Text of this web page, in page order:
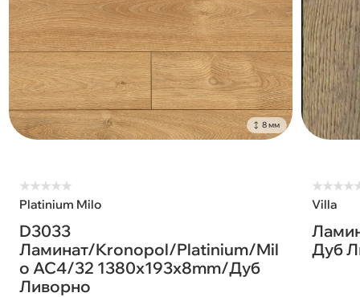
8 мм
★★★★★
Platinium Milo
D3033
Ламинат/Kronopol/Platinium/Mil
o AC4/32 1380х193х8mm/Дуб
Ливорно
★★★★
Villa
Дуб